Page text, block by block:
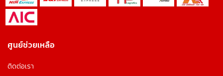
ศูนย์ช่วยเหลือ
ติดต่อเรา